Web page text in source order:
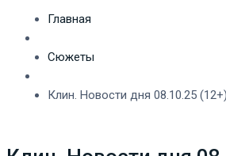
Главная
Сюжеты
Клин. Новости дня 08.10.25 (12+)